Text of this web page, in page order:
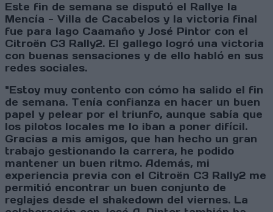
Este fin de semana se disputó el Rallye la
Mencía - Villa de Cacabelos y la victoria final
fue para Iago Caamaño y José Pintor con el
Citroën C3 Rally2. El gallego logró una victoria
con buenas sensaciones y de ello habló en sus
redes sociales.
"Estoy muy contento con cómo ha salido el fin
de semana. Tenía confianza en hacer un buen
papel y pelear por el triunfo, aunque sabía que
los pilotos locales me lo iban a poner difícil.
Gracias a mis amigos, que han hecho un gran
trabajo gestionando la carrera, he podido
mantener un buen ritmo. Además, mi
experiencia previa con el Citroën C3 Rally2 me
permitió encontrar un buen conjunto de
reglajes desde el shakedown del viernes. La